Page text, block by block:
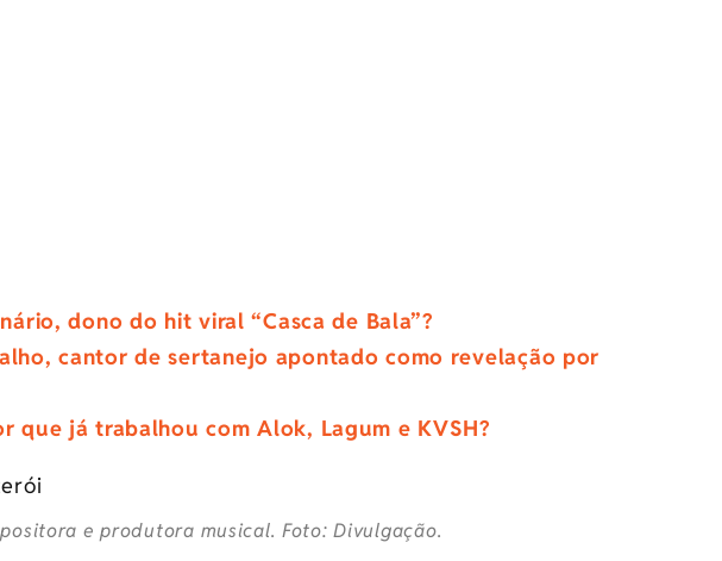
dono do hit viral “Casca de Bala”?
cantor de sertanejo apontado como revelação por
que já trabalhou com Alok, Lagum e KVSH?
e produtora musical. Foto: Divulgação.